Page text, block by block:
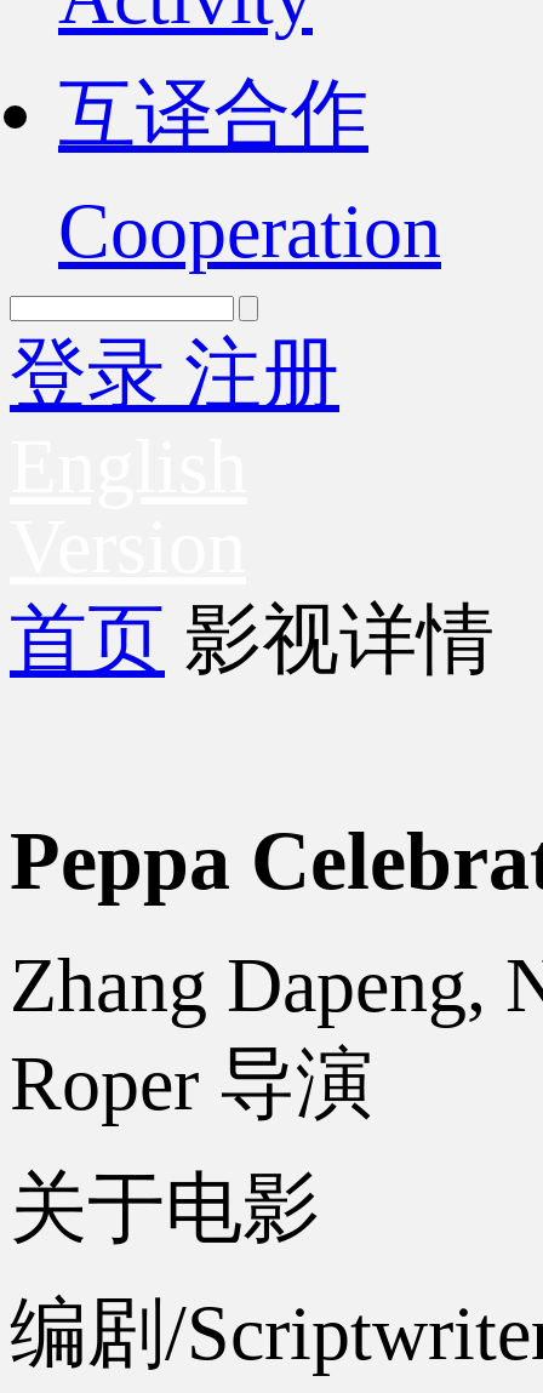
互译合作
Cooperation
登录 注册
首页 影视详情
Peppa
Zhang Dapeng,
Roper 导演
关于电影
编剧/